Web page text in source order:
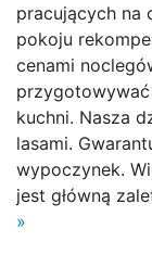
pracujących na
pokoju
cenami
przygotowywać
kuchni. Nasza
lasami.
wypoczynek.
jest główną
»